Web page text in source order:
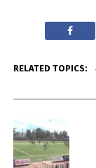
RELATED TOPICS: